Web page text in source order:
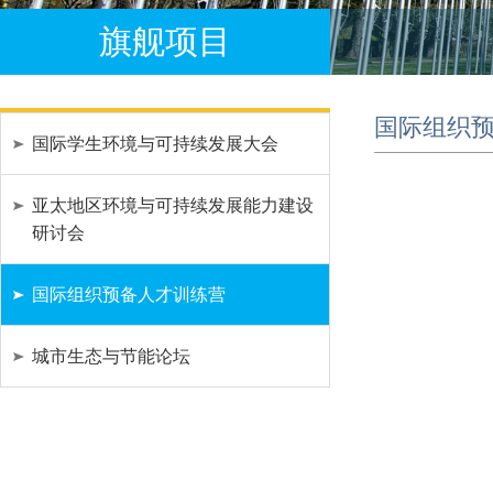
旗舰项目
国际学生环境与可持续发展大会
亚太地区环境与可持续发展能力建设
研讨会
国际组织预备人才训练营
城市生态与节能论坛
国际组织